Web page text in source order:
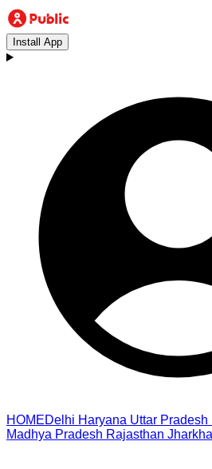
Install App
HOMEDelhi Haryana Uttar Pradesh
Madhya Pradesh Rajasthan